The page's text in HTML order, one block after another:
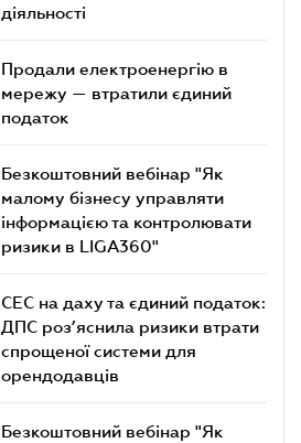
діяльності
Продали електроенергію в
мережу — втратили єдиний
податок
Безкоштовний вебінар "Як
малому бізнесу управляти
інформацією та контролювати
ризики в LIGA360"
СЕС на даху та єдиний податок:
ДПС роз’яснила ризики втрати
спрощеної системи для
орендодавців
Безкоштовний вебінар "Як